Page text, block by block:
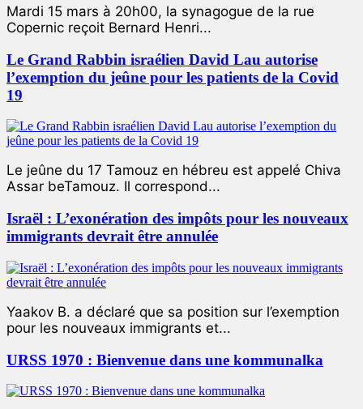
Mardi 15 mars à 20h00, la synagogue de la rue
Copernic reçoit Bernard Henri...
Le Grand Rabbin israélien David Lau autorise
l’exemption du jeûne pour les patients de la Covid
19
Le jeûne du 17 Tamouz en hébreu est appelé Chiva
Assar beTamouz. Il correspond...
Israël : L’exonération des impôts pour les nouveaux
immigrants devrait être annulée
Yaakov B. a déclaré que sa position sur l’exemption
pour les nouveaux immigrants et...
URSS 1970 : Bienvenue dans une kommunalka